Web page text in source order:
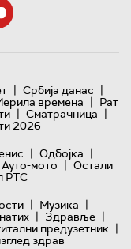
| Србија данас |
времена | Рат
| Сматрачница |
2026
| Одбојка |
Ауто-мото | Остали
РТС
| Музика |
| Здравље |
предузетник |
здрав